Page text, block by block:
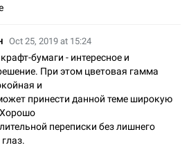
Oct 25, 2019 at 15:24
бумаги - интересное и
При этом цветовая гамма
и
принести данной теме широкую
переписки без лишнего